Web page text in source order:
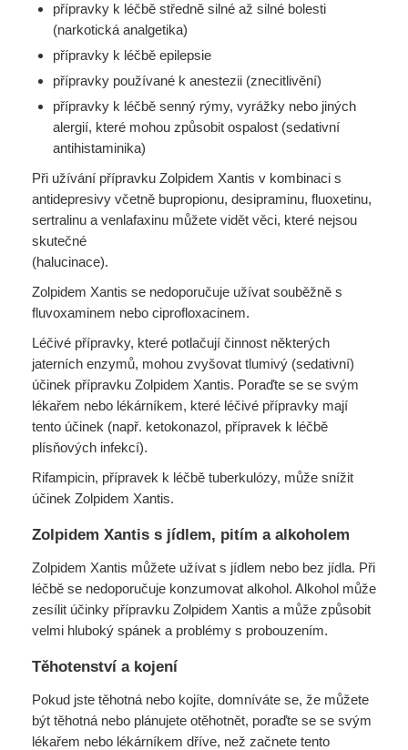
přípravky k léčbě středně silné až silné bolesti
(narkotická analgetika)
přípravky k léčbě epilepsie
přípravky používané k anestezii (znecitlivění)
přípravky k léčbě senný rýmy, vyrážky nebo jiných
alergií, které mohou způsobit ospalost (sedativní
antihistaminika)
Při užívání přípravku Zolpidem Xantis v kombinaci s
antidepresivy včetně bupropionu, desipraminu, fluoxetinu,
sertralinu a venlafaxinu můžete vidět věci, které nejsou
skutečné
(halucinace).
Zolpidem Xantis se nedoporučuje užívat souběžně s
fluvoxaminem nebo ciprofloxacinem.
Léčivé přípravky, které potlačují činnost některých
jaterních enzymů, mohou zvyšovat tlumivý (sedativní)
účinek přípravku Zolpidem Xantis. Poraďte se se svým
lékařem nebo lékárníkem, které léčivé přípravky mají
tento účinek (např. ketokonazol, přípravek k léčbě
plísňových infekcí).
Rifampicin, přípravek k léčbě tuberkulózy, může snížit
účinek Zolpidem Xantis.
Zolpidem Xantis s jídlem, pitím a alkoholem
Zolpidem Xantis můžete užívat s jídlem nebo bez jídla. Při
léčbě se nedoporučuje konzumovat alkohol. Alkohol může
zesílit účinky přípravku Zolpidem Xantis a může způsobit
velmi hluboký spánek a problémy s probouzením.
Těhotenství a kojení
Pokud jste těhotná nebo kojíte, domníváte se, že můžete
být těhotná nebo plánujete otěhotnět, poraďte se se svým
lékařem nebo lékárníkem dříve, než začnete tento